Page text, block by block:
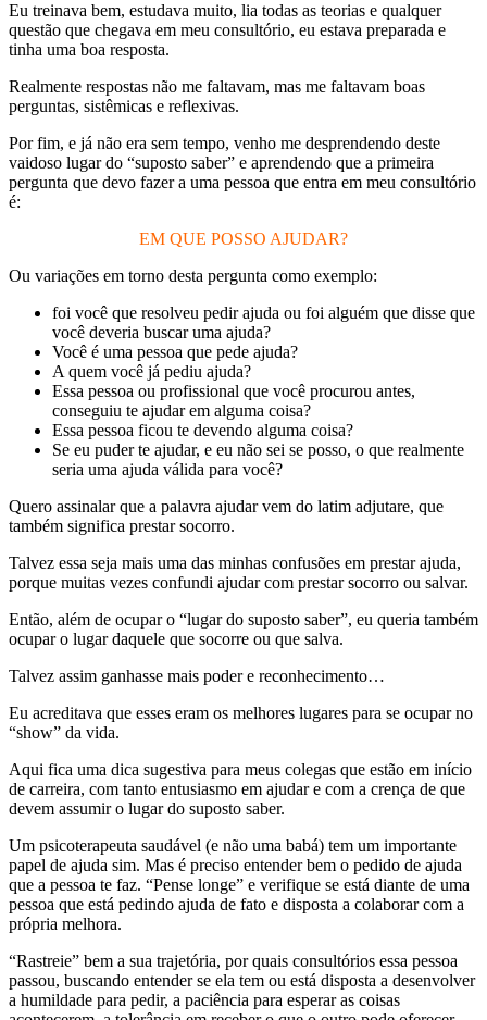
Eu treinava bem, estudava muito, lia todas as teorias e qualquer
questão que chegava em meu consultório, eu estava preparada e
tinha uma boa resposta.
Realmente respostas não me faltavam, mas me faltavam boas
perguntas, sistêmicas e reflexivas.
Por fim, e já não era sem tempo, venho me desprendendo deste
vaidoso lugar do “suposto saber” e aprendendo que a primeira
pergunta que devo fazer a uma pessoa que entra em meu consultório
é:
EM QUE POSSO AJUDAR?
Ou variações em torno desta pergunta como exemplo:
foi você que resolveu pedir ajuda ou foi alguém que disse que
você deveria buscar uma ajuda?
Você é uma pessoa que pede ajuda?
A quem você já pediu ajuda?
Essa pessoa ou profissional que você procurou antes,
conseguiu te ajudar em alguma coisa?
Essa pessoa ficou te devendo alguma coisa?
Se eu puder te ajudar, e eu não sei se posso, o que realmente
seria uma ajuda válida para você?
Quero assinalar que a palavra ajudar vem do latim adjutare, que
também significa prestar socorro.
Talvez essa seja mais uma das minhas confusões em prestar ajuda,
porque muitas vezes confundi ajudar com prestar socorro ou salvar.
Então, além de ocupar o “lugar do suposto saber”, eu queria também
ocupar o lugar daquele que socorre ou que salva.
Talvez assim ganhasse mais poder e reconhecimento…
Eu acreditava que esses eram os melhores lugares para se ocupar no
“show” da vida.
Aqui fica uma dica sugestiva para meus colegas que estão em início
de carreira, com tanto entusiasmo em ajudar e com a crença de que
devem assumir o lugar do suposto saber.
Um psicoterapeuta saudável (e não uma babá) tem um importante
papel de ajuda sim. Mas é preciso entender bem o pedido de ajuda
que a pessoa te faz. “Pense longe” e verifique se está diante de uma
pessoa que está pedindo ajuda de fato e disposta a colaborar com a
própria melhora.
“Rastreie” bem a sua trajetória, por quais consultórios essa pessoa
passou, buscando entender se ela tem ou está disposta a desenvolver
a humildade para pedir, a paciência para esperar as coisas